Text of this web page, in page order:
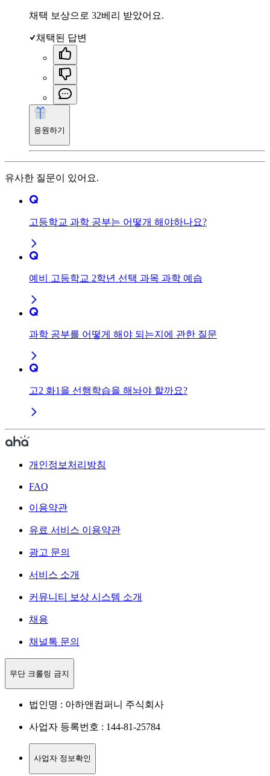
채택 보상으로 32베리 받았어요.
채택된 답변
응원하기
유사한 질문이 있어요.
고등학교 과학 공부는 어떻개 해야하나요?
예비 고등학교 2학년 선택 과목 과학 예습
과학 공부를 어떻게 해야 되는지에 관한 질문
고2 화1을 선행학습을 해놔야 할까요?
개인정보처리방침
FAQ
이용약관
유료 서비스 이용약관
광고 문의
서비스 소개
커뮤니티 보상 시스템 소개
채용
채널톡 문의
무단 크롤링 금지
법인명 : 아하앤컴퍼니 주식회사
사업자 등록번호 : 144-81-25784
사업자 정보확인